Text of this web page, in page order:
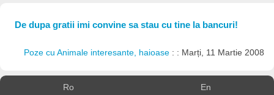
De dupa gratii imi convine sa stau cu tine la bancuri!
Poze cu Animale interesante, haioase : : Marți, 11 Martie 2008
Ro En